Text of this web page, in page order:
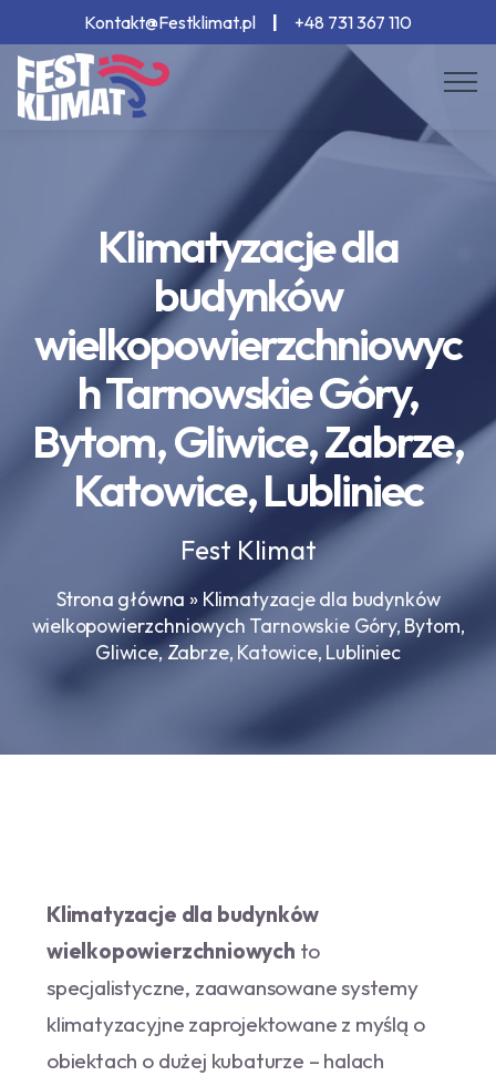
Kontakt@Festklimat.pl +48 731 367 110
Klimatyzacje dla
budynków
wielkopowierzchniowyc
h Tarnowskie Góry,
Bytom, Gliwice, Zabrze,
Katowice, Lubliniec
Fest Klimat
Strona główna » Klimatyzacje dla budynków
wielkopowierzchniowych Tarnowskie Góry, Bytom,
Gliwice, Zabrze, Katowice, Lubliniec
Klimatyzacje dla budynków
wielkopowierzchniowych to
specjalistyczne, zaawansowane systemy
klimatyzacyjne zaprojektowane z myślą o
obiektach o dużej kubaturze – halach